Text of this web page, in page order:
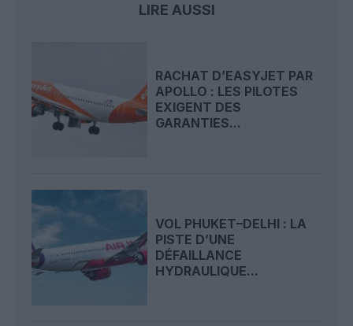
LIRE AUSSI
RACHAT D’EASYJET PAR
APOLLO : LES PILOTES
EXIGENT DES
GARANTIES...
VOL PHUKET–DELHI : LA
PISTE D’UNE
DÉFAILLANCE
HYDRAULIQUE...